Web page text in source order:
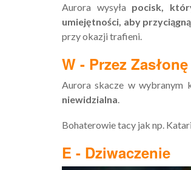
Aurora wysyła pocisk,
umiejętności, aby
przy okazji trafieni.
W - Przez Zasłonę
Aurora skacze w wybranym
niewidzialna
Bohaterowie tacy jak np.
E - Dziwaczenie